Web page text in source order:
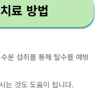
료 방법
분 섭취를 통해 탈수를 예방
는 것도 도움이 됩니다.